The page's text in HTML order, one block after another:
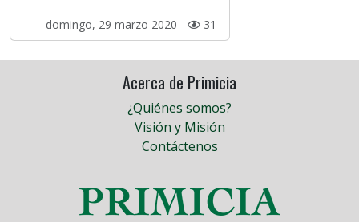
domingo, 29 marzo 2020 - 31
Acerca de Primicia
¿Quiénes somos?
Visión y Misión
Contáctenos